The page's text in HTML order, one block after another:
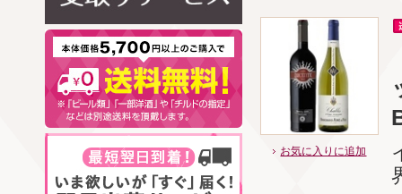
お気に入りに追加